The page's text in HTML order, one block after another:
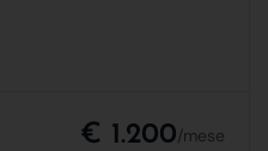
€ 1.200/mese